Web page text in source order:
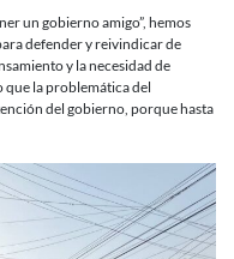
un gobierno amigo”, hemos
defender y reivindicar de
y la necesidad de
la problemática del
del gobierno, porque hasta